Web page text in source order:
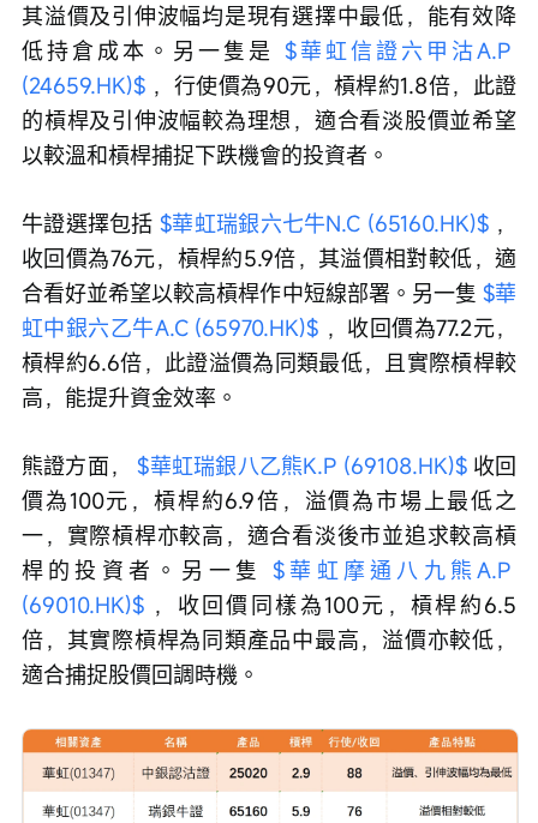
其溢價及引伸波幅均是現有選擇中最低，能有效降
低持倉成本。另一隻是 $華虹信證六甲沽A.P
(24659.HK)$ ，行使價為90元，槓桿約1.8倍，此證
的槓桿及引伸波幅較為理想，適合看淡股價並希望
以較溫和槓桿捕捉下跌機會的投資者。
牛證選擇包括 $華虹瑞銀六七牛N.C (65160.HK)$ ，
收回價為76元，槓桿約5.9倍，其溢價相對較低，適
合看好並希望以較高槓桿作中短線部署。另一隻 $華
虹中銀六乙牛A.C (65970.HK)$ ，收回價為77.2元，
槓桿約6.6倍，此證溢價為同類最低，且實際槓桿較
高，能提升資金效率。
熊證方面， $華虹瑞銀八乙熊K.P (69108.HK)$ 收回
價為100元，槓桿約6.9倍，溢價為市場上最低之
一，實際槓桿亦較高，適合看淡後市並追求較高槓
桿的投資者。另一隻 $華虹摩通八九熊A.P
(69010.HK)$ ，收回價同樣為100元，槓桿約6.5
倍，其實際槓桿為同類產品中最高，溢價亦較低，
適合捕捉股價回調時機。